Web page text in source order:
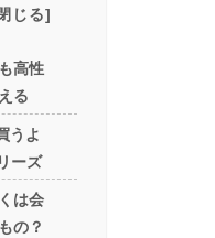
高性
る
うよ
ーズ
は会
の？